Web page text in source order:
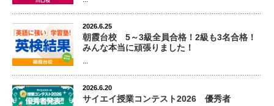
2026.6.25
朝霞台校 5～3級全員合格！2級も3名合格！
みんな本当に頑張りました！
2026.6.20
サイエイ授業コンテスト2026 優秀者